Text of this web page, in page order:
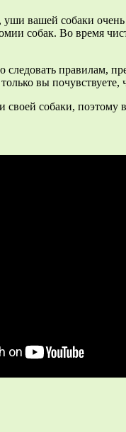
вашей собаки
собак. Во время
правилам,
вы
собаки,